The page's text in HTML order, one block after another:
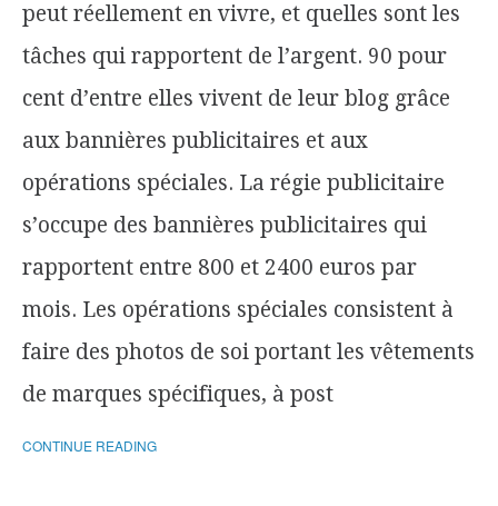
peut réellement en vivre, et quelles sont les
tâches qui rapportent de l’argent. 90 pour
cent d’entre elles vivent de leur blog grâce
aux bannières publicitaires et aux
opérations spéciales. La régie publicitaire
s’occupe des bannières publicitaires qui
rapportent entre 800 et 2400 euros par
mois. Les opérations spéciales consistent à
faire des photos de soi portant les vêtements
de marques spécifiques, à post
CONTINUE READING